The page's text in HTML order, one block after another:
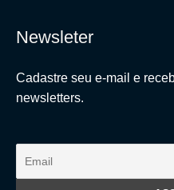
Newsleter
Cadastre seu e-mail e
newsletters.